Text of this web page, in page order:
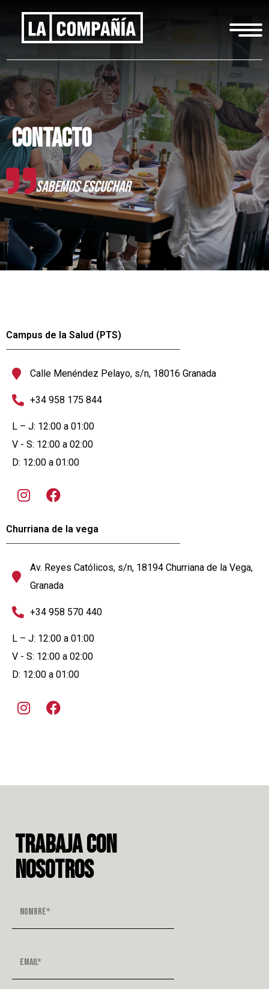
CONTACTO
Sabemos escuchar
Campus de la Salud (PTS)
Calle Menéndez Pelayo, s/n, 18016 Granada
+34 958 175 844
L – J: 12:00 a 01:00
V - S: 12:00 a 02:00
D: 12:00 a 01:00
Churriana de la vega
Av. Reyes Católicos, s/n, 18194 Churriana de la Vega,
Granada
+34 958 570 440
L – J: 12:00 a 01:00
V - S: 12:00 a 02:00
D: 12:00 a 01:00
TRABAJA CON
NOSOTROS